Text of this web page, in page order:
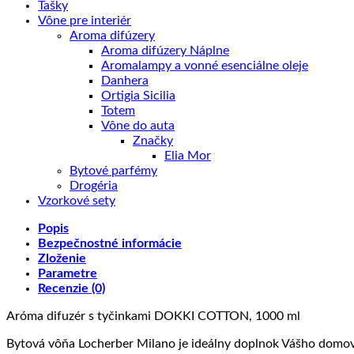
Tašky
Vône pre interiér
Aroma difúzery
Aroma difúzery Náplne
Aromalampy a vonné esenciálne oleje
Danhera
Ortigia Sicilia
Totem
Vône do auta
Značky
Elia Mor
Bytové parfémy
Drogéria
Vzorkové sety
Popis
Bezpečnostné informácie
Zloženie
Parametre
Recenzie (0)
Aróma difuzér s tyčinkami DOKKI COTTON, 1000 ml
Bytová vôňa Locherber Milano je ideálny doplnok Vášho